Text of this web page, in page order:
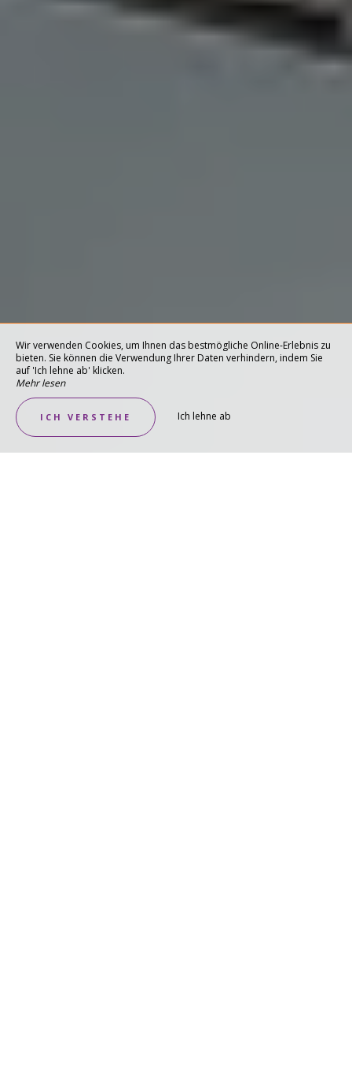
Wir verwenden Cookies, um Ihnen das bestmögliche Online-Erlebnis zu
bieten. Sie können die Verwendung Ihrer Daten verhindern, indem Sie
auf 'Ich lehne ab' klicken.
Mehr lesen
ICH VERSTEHE Ich lehne ab